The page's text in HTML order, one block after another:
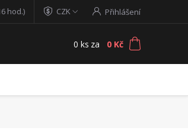
CZK Přihlášení
hod.)
0 ks za 0 Kč